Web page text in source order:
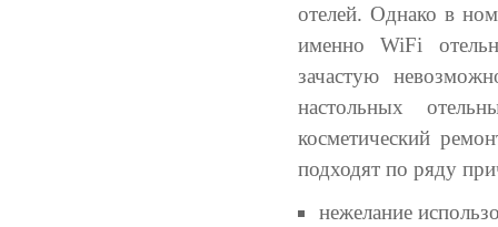
отелей. Однако в
именно WiFi
зачастую
настольных
косметический
подходят по ряду
нежелание